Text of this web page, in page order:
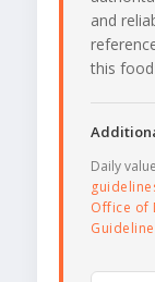
and
this
Daily
Office of